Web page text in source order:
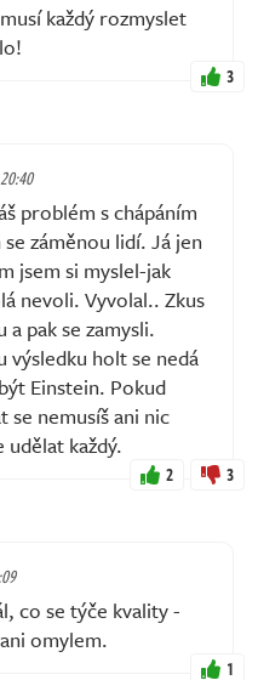
každý rozmyslet
3
problém s chápáním
záměnou lidí. Já jen
jsem si myslel-jak
nevoli. Vyvolal.. Zkus
pak se zamysli.
výsledku holt se nedá
Einstein. Pokud
nemusíš ani nic
každý.
2 3
co se týče kvality -
omylem.
1